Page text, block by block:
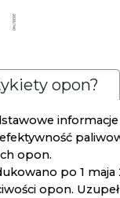
opon?
opon.
po 1 maja
opon.